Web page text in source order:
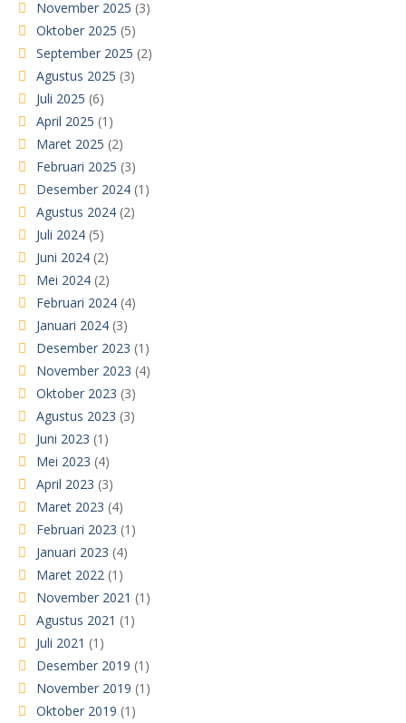
November 2025 (3)
Oktober 2025 (5)
September 2025 (2)
Agustus 2025 (3)
Juli 2025 (6)
April 2025 (1)
Maret 2025 (2)
Februari 2025 (3)
Desember 2024 (1)
Agustus 2024 (2)
Juli 2024 (5)
Juni 2024 (2)
Mei 2024 (2)
Februari 2024 (4)
Januari 2024 (3)
Desember 2023 (1)
November 2023 (4)
Oktober 2023 (3)
Agustus 2023 (3)
Juni 2023 (1)
Mei 2023 (4)
April 2023 (3)
Maret 2023 (4)
Februari 2023 (1)
Januari 2023 (4)
Maret 2022 (1)
November 2021 (1)
Agustus 2021 (1)
Juli 2021 (1)
Desember 2019 (1)
November 2019 (1)
Oktober 2019 (1)